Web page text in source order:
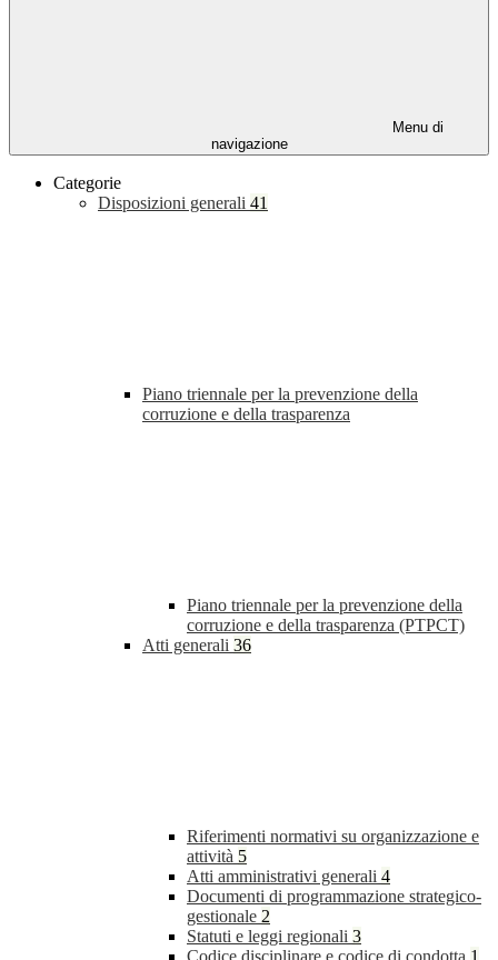
Menu di
navigazione
Categorie
Disposizioni generali 41
Piano triennale per la prevenzione della
corruzione e della trasparenza
Piano triennale per la prevenzione della
corruzione e della trasparenza (PTPCT)
Atti generali 36
Riferimenti normativi su organizzazione e
attività 5
Atti amministrativi generali 4
Documenti di programmazione strategico-
gestionale 2
Statuti e leggi regionali 3